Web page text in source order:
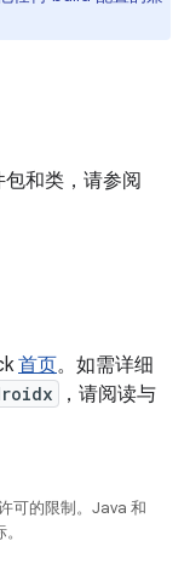
和类，请参阅
首页。如需详细
，请阅读与
可的限制。Java 和